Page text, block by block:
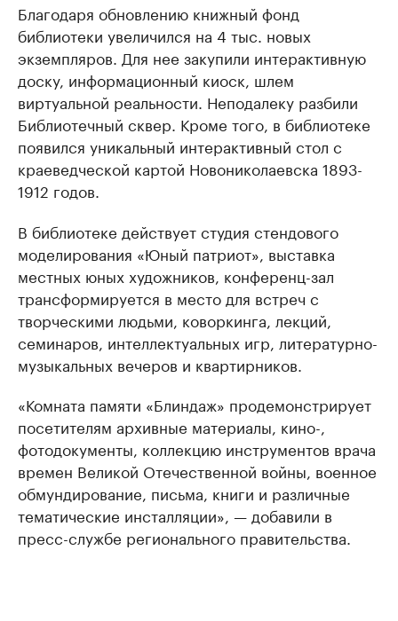
Благодаря обновлению книжный фонд
библиотеки увеличился на 4 тыс. новых
экземпляров. Для нее закупили интерактивную
доску, информационный киоск, шлем
виртуальной реальности. Неподалеку разбили
Библиотечный сквер. Кроме того, в библиотеке
появился уникальный интерактивный стол с
краеведческой картой Новониколаевска 1893-
1912 годов.
В библиотеке действует студия стендового
моделирования «Юный патриот», выставка
местных юных художников, конференц-зал
трансформируется в место для встреч с
творческими людьми, коворкинга, лекций,
семинаров, интеллектуальных игр, литературно-
музыкальных вечеров и квартирников.
«Комната памяти «Блиндаж» продемонстрирует
посетителям архивные материалы, кино-,
фотодокументы, коллекцию инструментов врача
времен Великой Отечественной войны, военное
обмундирование, письма, книги и различные
тематические инсталляции», — добавили в
пресс-службе регионального правительства.